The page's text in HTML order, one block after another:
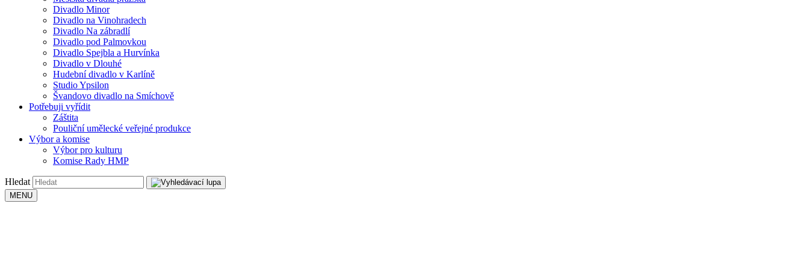
Divadlo Minor
Divadlo na Vinohradech
Divadlo Na zábradlí
Divadlo pod Palmovkou
Divadlo Spejbla a Hurvínka
Divadlo v Dlouhé
Hudební divadlo v Karlíně
Studio Ypsilon
Švandovo divadlo na Smíchově
Potřebuji vyřídit
Záštita
Pouliční umělecké veřejné produkce
Výbor a komise
Výbor pro kulturu
Komise Rady HMP
Hledat
MENU